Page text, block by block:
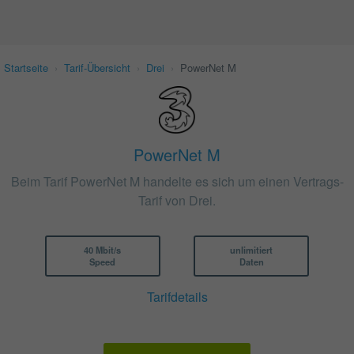
Startseite Tarif-Übersicht Drei PowerNet M
PowerNet M
Beim Tarif PowerNet M handelte es sich um einen Vertrags-
Tarif von Drei.
40 Mbit/s
Speed
unlimitiert
Daten
Tarifdetails